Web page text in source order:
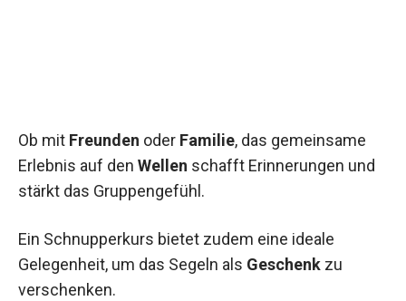
Ob mit Freunden oder Familie, das gemeinsame
Erlebnis auf den Wellen schafft Erinnerungen und
stärkt das Gruppengefühl.
Ein Schnupperkurs bietet zudem eine ideale
Gelegenheit, um das Segeln als Geschenk zu
verschenken.